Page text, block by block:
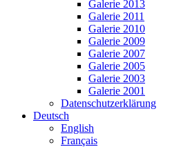
Galerie 2013
Galerie 2011
Galerie 2010
Galerie 2009
Galerie 2007
Galerie 2005
Galerie 2003
Galerie 2001
Datenschutzerklärung
Deutsch
English
Français